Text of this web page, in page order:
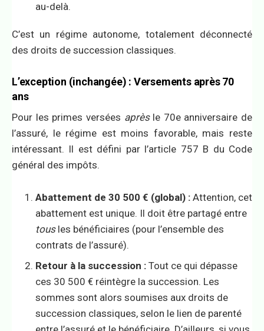
au-delà.
C’est un régime autonome, totalement déconnecté
des droits de succession classiques.
L’exception (inchangée) : Versements après 70
ans
Pour les primes versées aprèsle 70e anniversaire de
l’assuré, le régime est moins favorable, mais reste
intéressant. Il est défini par l’article 757 B du Code
général des impôts.
Abattement de 30 500 € (global) : Attention, cet
abattement est unique. Il doit être partagé entre
tousles bénéficiaires (pour l’ensemble des
contrats de l’assuré).
Retour à la succession : Tout ce qui dépasse
ces 30 500 € réintègre la succession. Les
sommes sont alors soumises aux droits de
succession classiques, selon le lien de parenté